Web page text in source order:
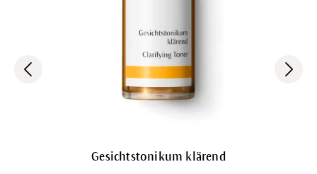
Gesichtstonikum klärend